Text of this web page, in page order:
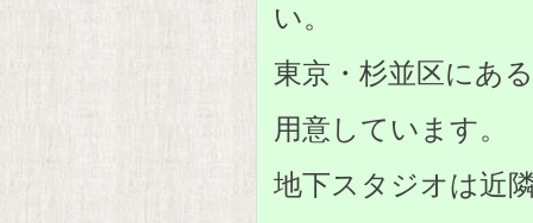
い。
東京・杉並区にあ
用意しています。
地下スタジオは近